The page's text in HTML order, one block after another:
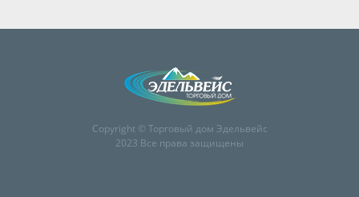
Рабочее время: 10-15 минут.
Термостойкость: от -20°С до +60°С. Конечная прочность на сдвиг:
Copyright © Торговый дом Эдельвейс
2023 Все права защищены